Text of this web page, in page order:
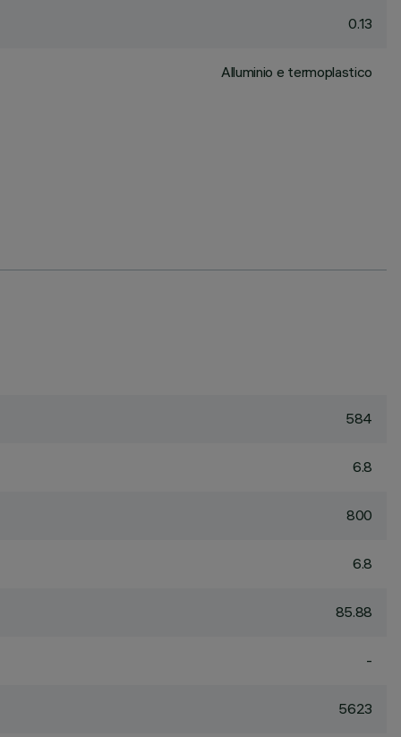
0.13
Alluminio e termoplastico
584
6.8
800
6.8
85.88
-
5623